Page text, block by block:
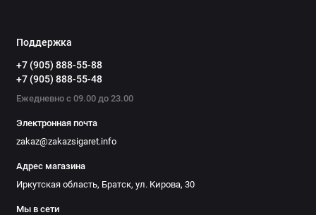
Поддержка
+7 (905) 888-55-88
+7 (905) 888-55-48
Ежедневно с 09.00 до 23.00
Электронная почта
zakaz@zakazsigaret.info
Адрес магазина
Иркутская область, Братск, ул. Кирова, 30
Мы в сети